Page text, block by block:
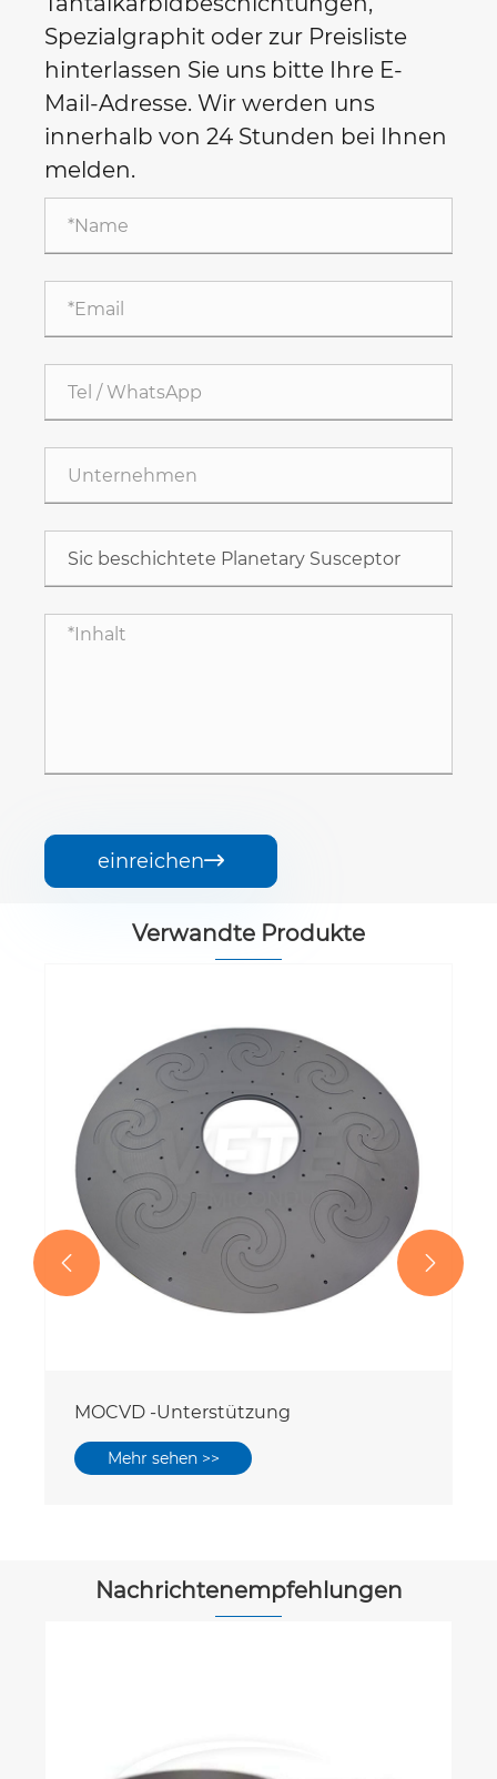
Spezialgraphit oder zur Preisliste
hinterlassen Sie uns bitte Ihre E-
Mail-Adresse. Wir werden uns
innerhalb von 24 Stunden bei Ihnen
melden.
einreichen
Verwandte Produkte
MOCVD -Unterstützung
Mehr sehen >>
 
Nachrichtenempfehlungen